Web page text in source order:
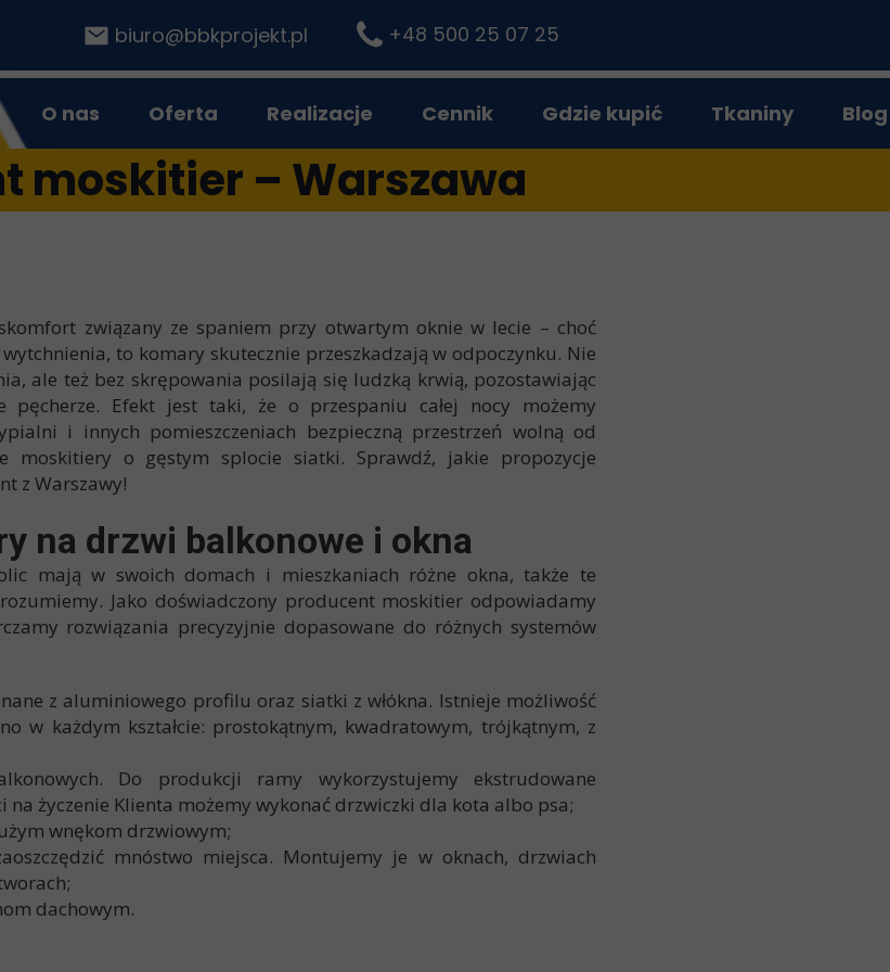
biuro@bbkprojekt.pl +48 500 25 07 25
O nas Oferta Realizacje Cennik Gdzie kupić
Tkaniny
Dzień/Noc
Blog
związany ze spaniem przy otwartym oknie w lecie – choć
to komary skutecznie przeszkadzają w odpoczynku. Nie
ale też bez skrępowania posilają się ludzką krwią, pozostawiając
pęcherze. Efekt jest taki, że o przespaniu całej nocy możemy
i innych pomieszczeniach bezpieczną przestrzeń wolną od
moskitiery o gęstym splocie siatki. Sprawdź, jakie propozycje
z Warszawy!
na drzwi balkonowe i okna
mają w swoich domach i mieszkaniach różne okna, także te
Jako doświadczony producent moskitier odpowiadamy
rozwiązania precyzyjnie dopasowane do różnych systemów
z aluminiowego profilu oraz siatki z włókna. Istnieje możliwość
w każdym kształcie: prostokątnym, kwadratowym, trójkątnym, z
Do produkcji ramy wykorzystujemy ekstrudowane
życzenie Klienta możemy wykonać drzwiczki dla kota albo psa;
wnękom drzwiowym;
mnóstwo miejsca. Montujemy je w oknach, drzwiach
dachowym.
moskitier – Warszawa